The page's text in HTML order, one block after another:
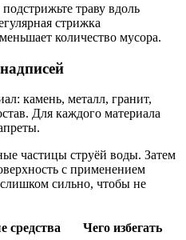
траву вдоль
стрижка
количество мусора.
камень, металл, гранит,
Для каждого материала
частицы струёй воды. Затем
с применением
сильно, чтобы не
средства
Чего избегать